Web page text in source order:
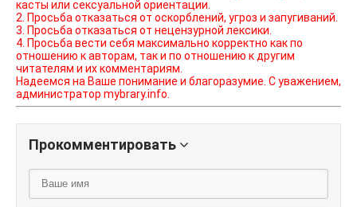
касты или сексуальной ориентации.
2. Просьба отказаться от оскорблений, угроз и запугиваний.
3. Просьба отказаться от нецензурной лексики.
4. Просьба вести себя максимально корректно как по
отношению к авторам, так и по отношению к другим
читателям и их комментариям.
Надеемся на Ваше понимание и благоразумие. С уважением,
администратор mybrary.info.
Прокомментировать